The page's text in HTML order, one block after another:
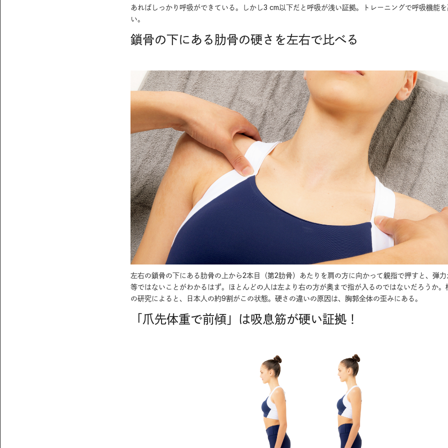
あればしっかり呼吸ができている。しかし3 cm以下だと呼吸が浅い証拠。トレーニングで呼吸機能
い。
鎖骨の下にある肋骨の硬さを左右で比べる
左右の鎖骨の下にある肋骨の上から2本目（第2肋骨）あたりを肩の方に向かって親指で押すと、弾
等ではないことがわかるはず。ほとんどの人は左より右の方が奥まで指が入るのではないだろうか。
の研究によると、日本人の約9割がこの状態。硬さの違いの原因は、胸郭全体の歪みにある。
「爪先体重で前傾」は吸息筋が硬い証拠！